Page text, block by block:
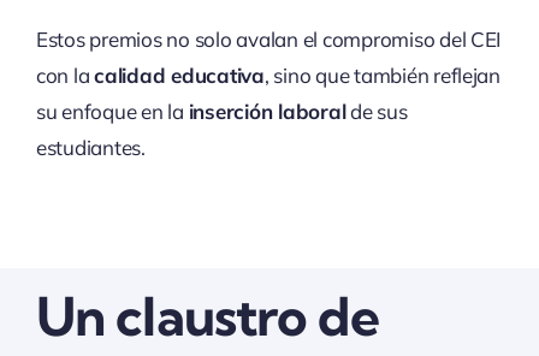
Estos premios no solo avalan el compromiso del CEI
con lacalidad educativa, sino que también reflejan
su enfoque en la inserción laboralde sus
estudiantes.
Un claustro de